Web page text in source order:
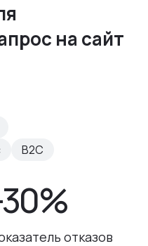
на сайт
B2C
отказов